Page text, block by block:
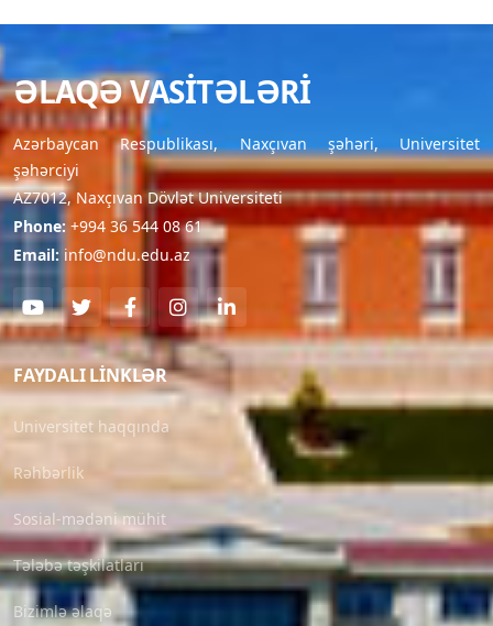
ƏLAQƏ VASITƏLƏRI
Azərbaycan Respublikası, Naxçıvan şəhəri, Universitet
şəhərciyi
AZ7012, Naxçıvan Dövlət Universiteti
Phone: +994 36 544 08 61
Email: info@ndu.edu.az
FAYDALI LINKLƏR
Universitet haqqında
Rəhbərlik
Sosial-mədəni mühit
Tələbə təşkilatları
Bizimlə əlaqə